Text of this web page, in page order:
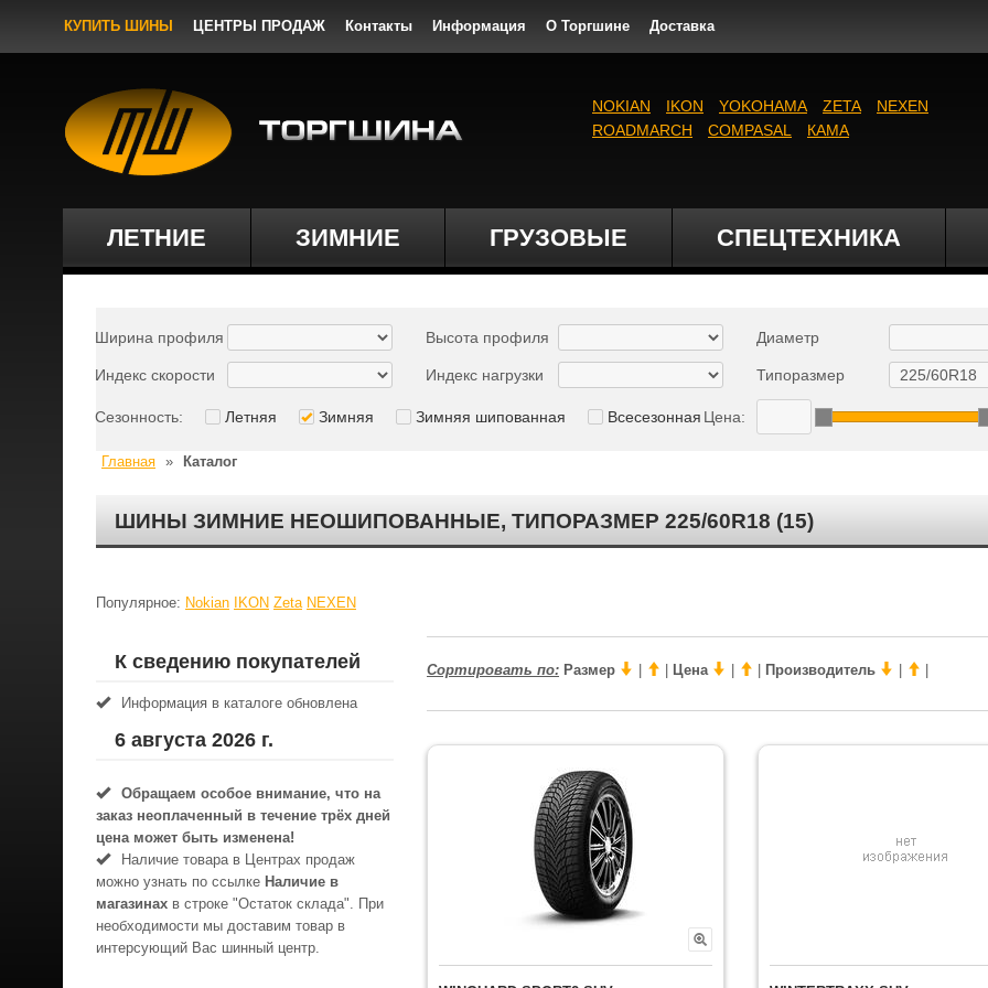
КУПИТЬ ШИНЫ ЦЕНТРЫ ПРОДАЖ Контакты Информация О Торгшине Доставка
ЛЕТНИЕ ЗИМНИЕ ГРУЗОВЫЕ СПЕЦТЕХНИКА
NOKIAN IKON YOKOHAMA ZETA
NEXEN
ROADMARCH
COMPASAL КАМА
Главная » Каталог
ШИНЫ ЗИМНИЕ НЕОШИПОВАННЫЕ, ТИПОРАЗМЕР 225/60R18 (15)
Популярное: Nokian IKON Zeta NEXEN
К сведению покупателей
Информация в каталоге обновлена
6 августа 2026 г.
Обращаем особое внимание, что на
заказ неоплаченный в течениe трёх дней
цена может быть изменена!
Наличие товара в Центрах продаж
можно узнать по ссылке Наличие в
магазинах в строке "Остаток склада". При
необходимости мы доставим товар в
интерсующий Вас шинный центр.
Сортировать по: Размер Цена Производитель
Ширина профиля Высота профиля Диаметр
Индекс скорости Индекс нагрузки Типоразмер
Сезонность: Летняя Зимняя Зимняя шипованная Всесезонная Цена: